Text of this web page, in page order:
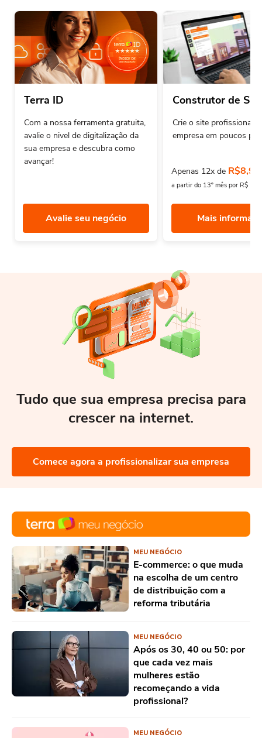
Terra ID
Com a nossa ferramenta gratuita,
avalie o nivel de digitalização da
sua empresa e descubra como
avançar!
Avalie seu negócio
Construtor de
Crie o site profissional
empresa em poucos
Apenas 12x de R$8,90
a partir do 13º mês por R$
Mais
Tudo que sua empresa precisa para
crescer na internet.
Comece agora a profissionalizar sua empresa
MEU NEGÓCIO
E-commerce: o que muda
na escolha de um centro
de distribuição com a
reforma tributária
MEU NEGÓCIO
Após os 30, 40 ou 50: por
que cada vez mais
mulheres estão
recomeçando a vida
profissional?
MEU NEGÓCIO